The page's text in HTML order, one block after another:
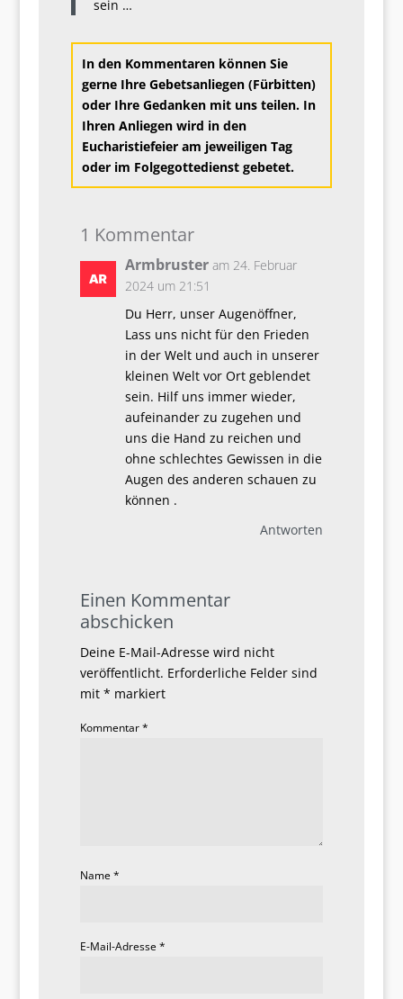
sein …
In den Kommentaren können Sie
gerne Ihre Gebetsanliegen (Fürbitten)
oder Ihre Gedanken mit uns teilen. In
Ihren Anliegen wird in den
Eucharistiefeier am jeweiligen Tag
oder im Folgegottedienst gebetet.
1 Kommentar
Armbruster am 24. Februar
2024 um 21:51
Du Herr, unser Augenöffner,
Lass uns nicht für den Frieden
in der Welt und auch in unserer
kleinen Welt vor Ort geblendet
sein. Hilf uns immer wieder,
aufeinander zu zugehen und
uns die Hand zu reichen und
ohne schlechtes Gewissen in die
Augen des anderen schauen zu
können .
Antworten
Einen Kommentar
abschicken
Deine E-Mail-Adresse wird nicht
veröffentlicht. Erforderliche Felder sind
mit * markiert
Kommentar*
Name *
E-Mail-Adresse *